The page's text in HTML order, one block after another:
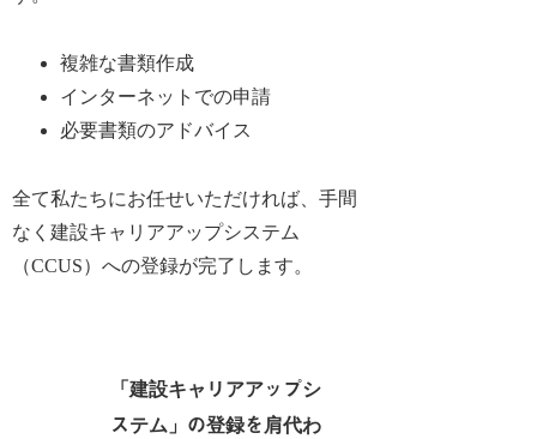
複雑な書類作成
インターネットでの申請
必要書類のアドバイス
全て私たちにお任せいただければ、手間
なく建設キャリアアップシステム
（CCUS）への登録が完了します。
「建設キャリアアップシ
ステム」の登録を肩代わ